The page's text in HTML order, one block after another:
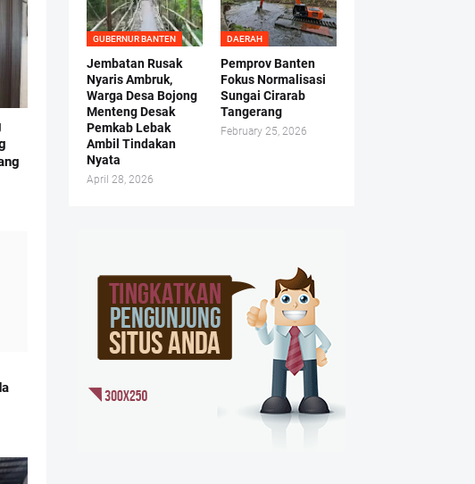
GUBERNUR BANTEN
Jembatan Rusak
Nyaris Ambruk,
Warga Desa Bojong
Menteng Desak
Pemkab Lebak
Ambil Tindakan
Nyata
April 28, 2026
DAERAH
Pemprov Banten
Fokus Normalisasi
Sungai Cirarab
Tangerang
February 25, 2026